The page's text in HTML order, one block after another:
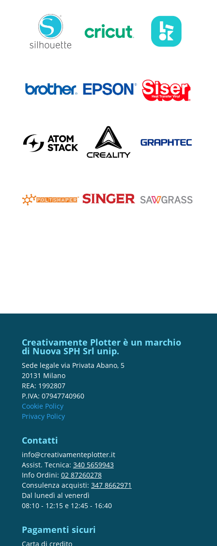
Creativamente Plotter è un marchio
di Nuova SPH Srl unip.
Sede legale via Privata Abano, 5
20131 Milano
REA: 1992807
P.IVA: 07947740960
Cookie Policy
Privacy Policy
Contatti
info@creativamenteplotter.it
Assist. Tecnica: 340 5659943
Info Ordini: 02 87260278
Consulenza acquisti: 347 8662971
Dal lunedì al venerdì
08:10 - 12:15 e 12:45 - 16:40
Pagamenti sicuri
Carta di credito